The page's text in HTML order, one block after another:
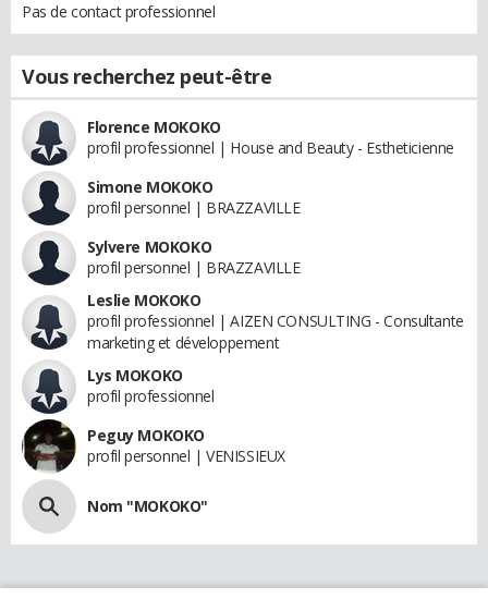
Pas de contact professionnel
Vous recherchez peut-être
Florence MOKOKO
profil professionnel | House and Beauty - Estheticienne
Simone MOKOKO
profil personnel | BRAZZAVILLE
Sylvere MOKOKO
profil personnel | BRAZZAVILLE
Leslie MOKOKO
profil professionnel | AIZEN CONSULTING - Consultante
marketing et développement
Lys MOKOKO
profil professionnel
Peguy MOKOKO
profil personnel | VENISSIEUX
Nom "MOKOKO"